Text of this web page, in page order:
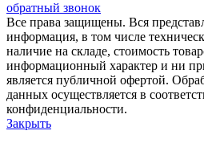
обратный звонок
Все права защищены. Вся
информация, в том числе
наличие на складе, стоимость
информационный характер и ни
является публичной офертой.
данных осуществляется в
конфиденциальности.
Закрыть